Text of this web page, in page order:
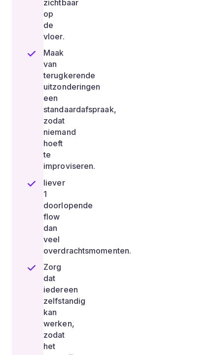
zichtbaar
op
de
vloer.
Maak
van
terugkerende
uitzonderingen
een
standaardafspraak,
zodat
niemand
hoeft
te
improviseren.
liever
1
doorlopende
flow
dan
veel
overdrachtsmomenten.
Zorg
dat
iedereen
zelfstandig
kan
werken,
zodat
het